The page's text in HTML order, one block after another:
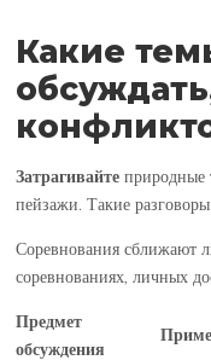
Какие
Затрагивайте природные
пейзажи. Такие
Соревнования сближают
соревнованиях, личных
Предмет
обсуждения